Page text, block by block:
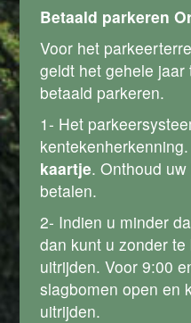
Betaald parkeren
Voor het
geldt het gehele
betaald parkeren.
1- Het
kentekenherkenning.
kaartje. Onthoud
betalen.
2- Indien u minder
dan kunt u zonder
uitrijden. Voor 9:00
slagbomen open en
uitrijden.